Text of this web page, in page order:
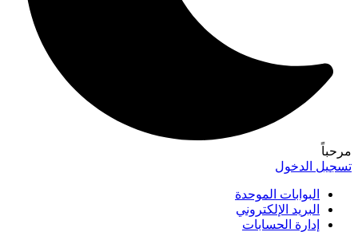
مرحباً
تسجيل الدخول
البوابات الموحدة
البريد الإلكتروني
إدارة الحسابات